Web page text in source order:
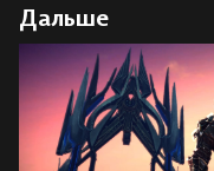
Дальше